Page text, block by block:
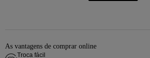
As vantagens de comprar online
Troca fácil